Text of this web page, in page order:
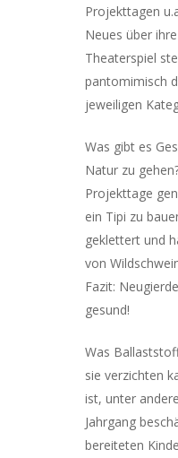
Projekttagen
Neues über
Theaterspiel
pantomimisch
jeweiligen
Was gibt es
Natur zu
Projekttage
ein Tipi zu
geklettert und
von
Fazit:
gesund!
Was
sie verzichten
ist, unter
Jahrgang
bereiteten